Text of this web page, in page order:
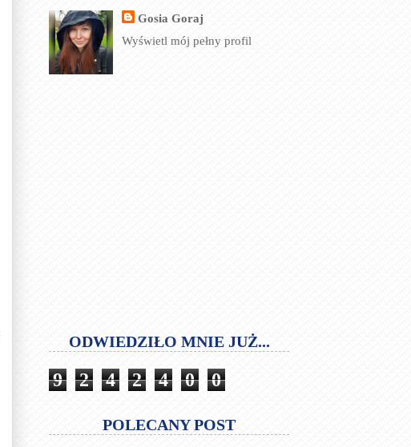
Gosia Goraj
Wyświetl mój pełny profil
ODWIEDZIŁO MNIE JUŻ...
9 2 4 2 4 0 0
POLECANY POST